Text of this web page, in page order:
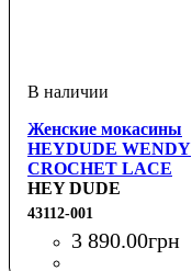
Женские мокасины
HEYDUDE WENDY
CROCHET LACE
HEY DUDE
43112-001
3 890.00грн